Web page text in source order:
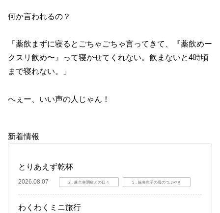
何か言われるの？
「薬飲まずに寝るとごちゃごちゃ言ってきて、『薬飲めー
クスリ飲め〜』って寝かせてくれない。飲まないと4時頃
まで寝れない。」
へぇー、いい声の人じゃん！
新着情報
とりあえず乾杯
2026.08.07 2．統合失調症との日々 5．統失息子の母のつぶやき
わくわくミニ旅行